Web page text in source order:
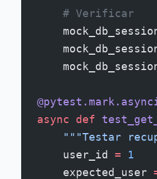
    # Verificar
async def
"""Testar
    user_id
= 1
    expected_user